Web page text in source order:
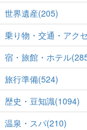
世界遺産(205)
乗り物・交通・アク
宿・旅館・ホテル
旅行準備(524)
歴史・豆知識(1094)
温泉・スパ(210)